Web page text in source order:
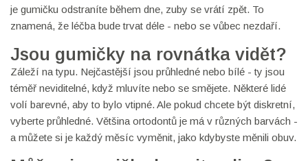
je gumičku odstraníte během dne, zuby se vrátí zpět. To
znamená, že léčba bude trvat déle - nebo se vůbec nezdaří.
Jsou gumičky na rovnátka vidět?
Záleží na typu. Nejčastější jsou průhledné nebo bílé - ty jsou
téměř neviditelné, když mluvíte nebo se smějete. Některé lidé
volí barevné, aby to bylo vtipné. Ale pokud chcete být diskretní,
vyberte průhledné. Většina ortodontů je má v různých barvách -
a můžete si je každý měsíc vyměnit, jako kdybyste měnili obuv.